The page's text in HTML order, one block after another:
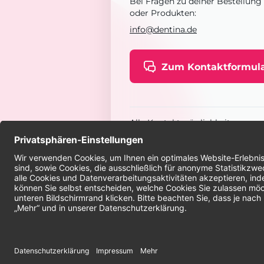
oder Produkten:
info@dentina.de
Zum
Alle Kontaktmöglichkeiten